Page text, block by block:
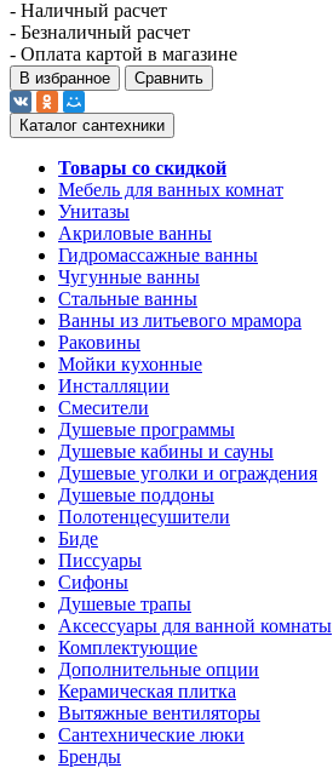
- Наличный расчет
- Безналичный расчет
- Оплата картой в магазине
В избранное Сравнить
Каталог сантехники
Товары со скидкой
Мебель для ванных комнат
Унитазы
Акриловые ванны
Гидромассажные ванны
Чугунные ванны
Стальные ванны
Ванны из литьевого мрамора
Раковины
Мойки кухонные
Инсталляции
Смесители
Душевые программы
Душевые кабины и сауны
Душевые уголки и ограждения
Душевые поддоны
Полотенцесушители
Биде
Писсуары
Сифоны
Душевые трапы
Аксессуары для ванной комнаты
Комплектующие
Дополнительные опции
Керамическая плитка
Вытяжные вентиляторы
Сантехнические люки
Бренды